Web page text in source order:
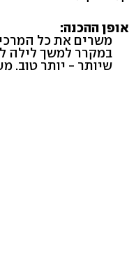
אופן ההכנה:
משרים את כל
שיותר - יותר טוב.